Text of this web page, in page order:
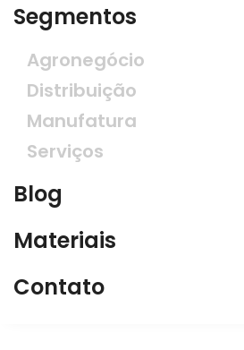
Segmentos
Agronegócio
Distribuição
Manufatura
Serviços
Blog
Materiais
Contato